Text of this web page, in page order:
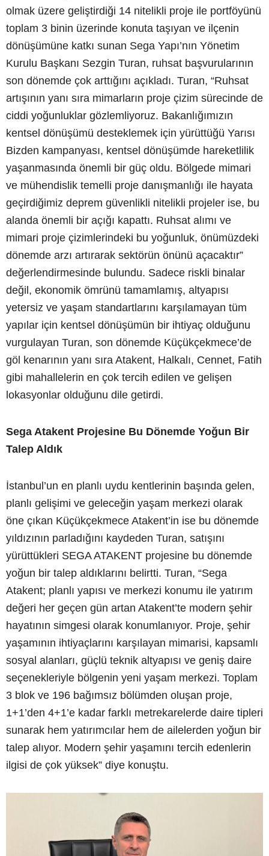
olmak üzere geliştirdiği 14 nitelikli proje ile portföyünü
toplam 3 binin üzerinde konuta taşıyan ve ilçenin
dönüşümüne katkı sunan Sega Yapı’nın Yönetim
Kurulu Başkanı Sezgin Turan, ruhsat başvurularının
son dönemde çok arttığını açıkladı. Turan, “Ruhsat
artışının yanı sıra mimarların proje çizim sürecinde de
ciddi yoğunluklar gözlemliyoruz. Bakanlığımızın
kentsel dönüşümü desteklemek için yürüttüğü Yarısı
Bizden kampanyası, kentsel dönüşümde hareketlilik
yaşanmasında önemli bir güç oldu. Bölgede mimari
ve mühendislik temelli proje danışmanlığı ile hayata
geçirdiğimiz deprem güvenlikli nitelikli projeler ise, bu
alanda önemli bir açığı kapattı. Ruhsat alımı ve
mimari proje çizimlerindeki bu yoğunluk, önümüzdeki
dönemde arzı artırarak sektörün önünü açacaktır”
değerlendirmesinde bulundu. Sadece riskli binalar
değil, ekonomik ömrünü tamamlamış, altyapısı
yetersiz ve yaşam standartlarını karşılamayan tüm
yapılar için kentsel dönüşümün bir ihtiyaç olduğunu
vurgulayan Turan, son dönemde Küçükçekmece’de
göl kenarının yanı sıra Atakent, Halkalı, Cennet, Fatih
gibi mahallelerin en çok tercih edilen ve gelişen
lokasyonlar olduğunu dile getirdi.
Sega Atakent Projesine Bu Dönemde Yoğun Bir
Talep Aldık
İstanbul’un en planlı uydu kentlerinin başında gelen,
planlı gelişimi ve geleceğin yaşam merkezi olarak
öne çıkan Küçükçekmece Atakent’in ise bu dönemde
yıldızının parladığını kaydeden Turan, satışını
yürüttükleri SEGA ATAKENT projesine bu dönemde
yoğun bir talep aldıklarını belirtti. Turan, “Sega
Atakent; planlı yapısı ve merkezi konumu ile yatırım
değeri her geçen gün artan Atakent’te modern şehir
hayatının simgesi olarak konumlanıyor. Proje, şehir
yaşamının ihtiyaçlarını karşılayan mimarisi, kapsamlı
sosyal alanları, güçlü teknik altyapısı ve geniş daire
seçenekleriyle bölgenin yeni yaşam merkezi. Toplam
3 blok ve 196 bağımsız bölümden oluşan proje,
1+1’den 4+1’e kadar farklı metrekarelerde daire tipleri
sunarak hem yatırımcılar hem de ailelerden yoğun bir
talep alıyor. Modern şehir yaşamını tercih edenlerin
ilgisi de çok yüksek” diye konuştu.